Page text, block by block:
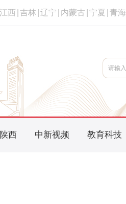
江西 吉林 辽宁 内蒙古 宁夏 青海
西 中新视频 教育科技